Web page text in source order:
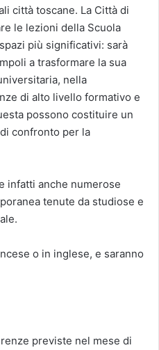
città toscane. La Città di
le lezioni della Scuola
più significativi: sarà
a trasformare la sua
nella
di alto livello formativo e
possono costituire un
confronto per la
infatti anche numerose
tenute da studiose e
.
o in inglese, e saranno
previste nel mese di